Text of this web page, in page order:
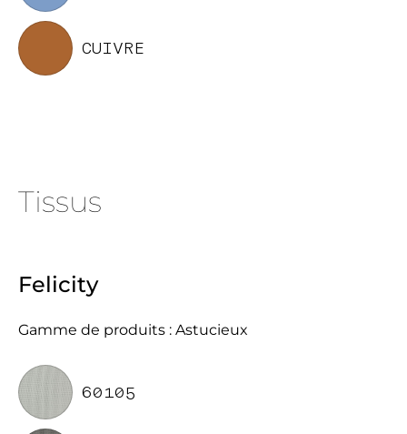
CUIVRE
Tissus
Felicity
Gamme de produits : Astucieux
60105